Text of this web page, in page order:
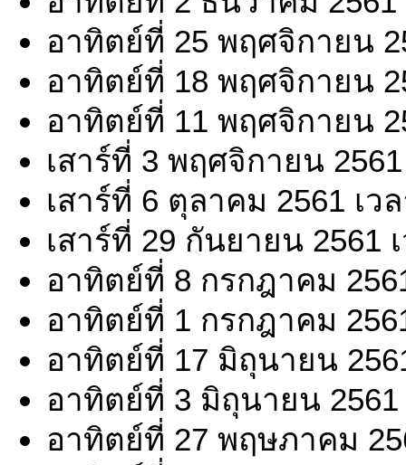
อาทิตย์ที่ 25 พฤศจิกายน
อาทิตย์ที่ 18 พฤศจิกายน
อาทิตย์ที่ 11 พฤศจิกายน
เสาร์ที่ 3 พฤศจิกายน
เสาร์ที่ 6 ตุลาคม 2561 เว
เสาร์ที่ 29 กันยายน 2561
อาทิตย์ที่ 8 กรกฎาคม
อาทิตย์ที่ 1 กรกฎาคม
อาทิตย์ที่ 17 มิถุนายน
อาทิตย์ที่ 3 มิถุนายน 2561
อาทิตย์ที่ 27 พฤษภาคม